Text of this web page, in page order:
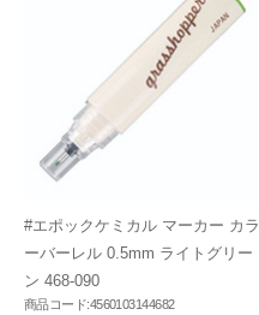
#エポックケミカル マーカー カラ
ーバーレル 0.5mm ライトグリー
ン 468-090
商品コード:4560103144682